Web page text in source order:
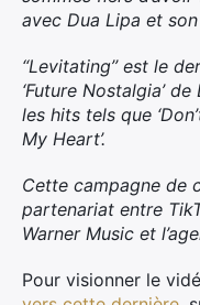
avec Dua Lipa et
“Levitating’’ est le
‘Future Nostalgia’
les hits tels que
My Heart’.
Cette campagne de
partenariat entre
Warner Music et
Pour visionner le